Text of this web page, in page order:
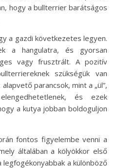
hogy a bullterrier barátságos
a gazdi következetes legyen.
a hangulatra, és gyorsan
vagy frusztrált. A pozitív
szükségük van
parancsok, mint a „ül”,
és ezek
a kutya jobban boldoguljon
fontos figyelembe venni a
általában a kölyökkor első
a különböző